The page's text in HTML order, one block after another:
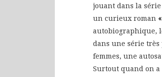
jouant dans la
un curieux roman
autobiographique,
dans une série
femmes, une
Surtout quand on